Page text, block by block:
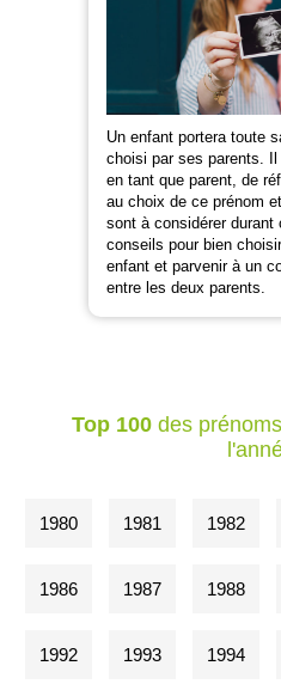
Un enfant portera toute
choisi par ses parents. Il
en tant que parent, de
au choix de ce prénom
sont à considérer
conseils pour bien
enfant et parvenir à un
entre les deux parents.
Top 100des
1980 1981 1982
1986 1987 1988
1992 1993 1994